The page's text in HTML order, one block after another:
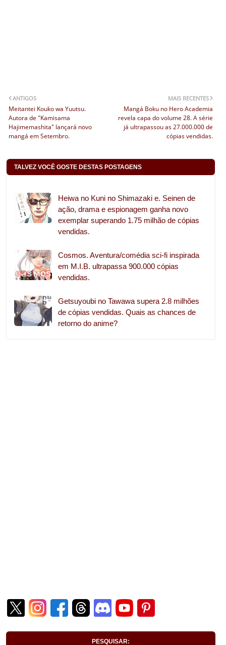
MAIS RECENTES
Mangá Boku no Hero Academia
revela capa do volume 28. A série
já ultrapassou as 27.000.000 de
cópias vendidas.
ANTIGOS
Meitantei Kouko wa Yuutsu.
Autora de "Kamisama
Hajimemashita" lançará novo
mangá em Setembro.
TALVEZ VOCÊ GOSTE DESTAS POSTAGENS
Heiwa no Kuni no Shimazaki e. Seinen de
ação, drama e espionagem ganha novo
exemplar superando 1.75 milhão de cópias
vendidas.
Cosmos. Aventura/comédia sci-fi inspirada
em M.I.B. ultrapassa 900.000 cópias
vendidas.
Getsuyoubi no Tawawa supera 2.8 milhões
de cópias vendidas. Quais as chances de
retorno do anime?
PESQUISAR: